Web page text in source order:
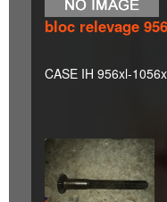
bloc relevage
CASE IH 956xl-